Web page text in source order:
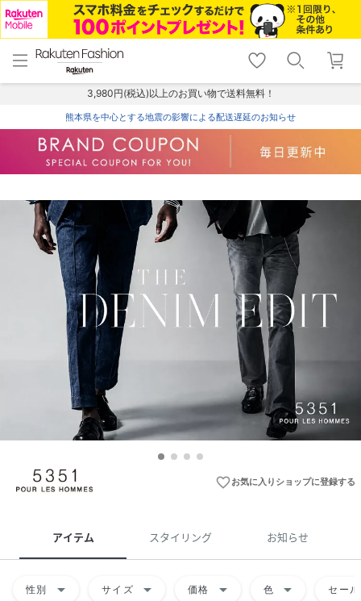
menu home
トップ
shopping_cart lock_outline
ログイン
3,980円(税込)以上のお買い物で送料無料！
熊本県を中心とする地震の影響による配送遅延のお知らせ
favorite_borderお気に入りショップに登録する
アイテム スタイリング お知らせ
性別 arrow_drop_down サイズ arrow_drop_down 価格 arrow_drop_down 色 arrow_drop_down セール